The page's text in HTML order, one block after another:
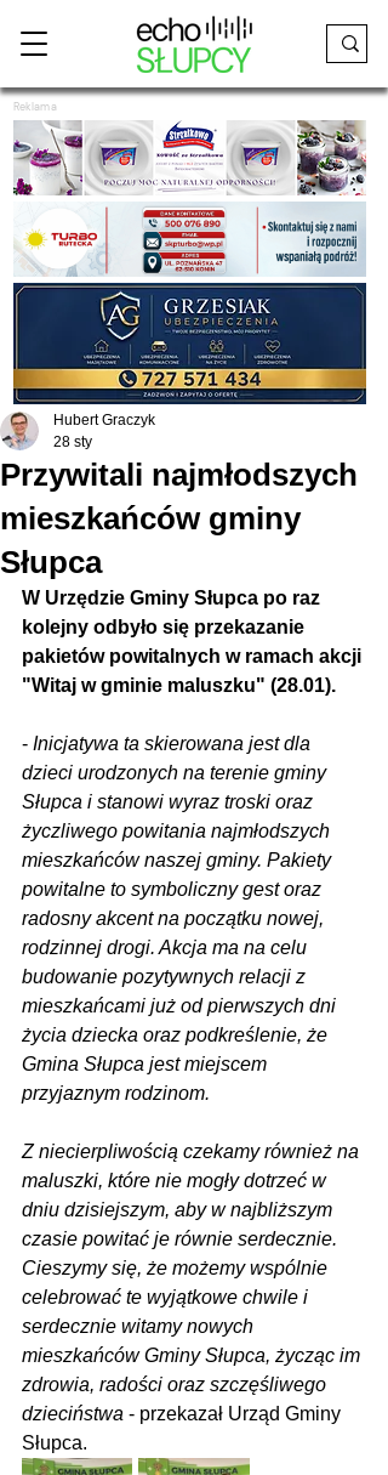
Reklama
Przywitali najmłodszych
mieszkańców gminy
Słupca
Hubert Graczyk
28 sty
W Urzędzie Gminy Słupca po raz
kolejny odbyło się przekazanie
pakietów powitalnych w ramach akcji
"Witaj w gminie maluszku" (28.01).
- Inicjatywa ta skierowana jest dla
dzieci urodzonych na terenie gminy
Słupca i stanowi wyraz troski oraz
życzliwego powitania najmłodszych
mieszkańców naszej gminy. Pakiety
powitalne to symboliczny gest oraz
radosny akcent na początku nowej,
rodzinnej drogi. Akcja ma na celu
budowanie pozytywnych relacji z
mieszkańcami już od pierwszych dni
życia dziecka oraz podkreślenie, że
Gmina Słupca jest miejscem
przyjaznym rodzinom.
Z niecierpliwością czekamy również na
maluszki, które nie mogły dotrzeć w
dniu dzisiejszym, aby w najbliższym
czasie powitać je równie serdecznie.
Cieszymy się, że możemy wspólnie
celebrować te wyjątkowe chwile i
serdecznie witamy nowych
mieszkańców Gminy Słupca, życząc im
zdrowia, radości oraz szczęśliwego
dzieciństwa - przekazał Urząd Gminy
Słupca.